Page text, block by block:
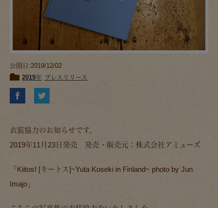
公開日:2019/12/02
2019年 プレスリリース
衣装協力のお知らせです。
2019年11月23日発売 発売・販売元：株式会社アミューズ
「Kiitos! [キートス]~Yuta Koseki in Finland~ photo by Jun
Imajo」